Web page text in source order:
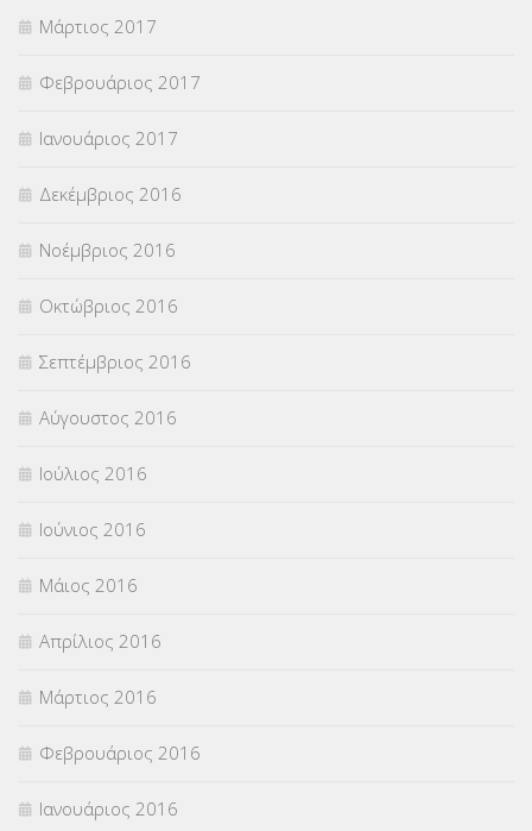
Μάρτιος 2017
Φεβρουάριος 2017
Ιανουάριος 2017
Δεκέμβριος 2016
Νοέμβριος 2016
Οκτώβριος 2016
Σεπτέμβριος 2016
Αύγουστος 2016
Ιούλιος 2016
Ιούνιος 2016
Μάιος 2016
Απρίλιος 2016
Μάρτιος 2016
Φεβρουάριος 2016
Ιανουάριος 2016